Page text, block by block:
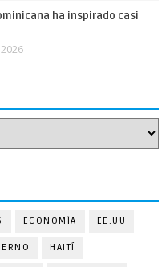
ha inspirado casi
ECONOMÍA EE.UU
HAITÍ